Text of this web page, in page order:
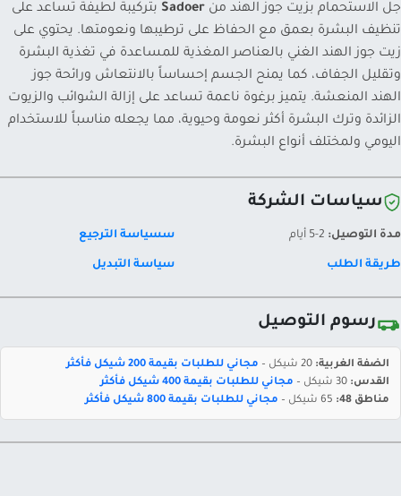
جل الاستحمام بزيت جوز الهند من Sadoer بتركيبة لطيفة تساعد على
تنظيف البشرة بعمق مع الحفاظ على ترطيبها ونعومتها. يحتوي على
زيت جوز الهند الغني بالعناصر المغذية للمساعدة في تغذية البشرة
وتقليل الجفاف، كما يمنح الجسم إحساساً بالانتعاش ورائحة جوز
الهند المنعشة. يتميز برغوة ناعمة تساعد على إزالة الشوائب والزيوت
الزائدة وترك البشرة أكثر نعومة وحيوية، مما يجعله مناسباً للاستخدام
اليومي ولمختلف أنواع البشرة.
سياسات الشركة
مدة التوصيل: سسياسة الترجيع
طريقة الطلب سياسة التبديل
رسوم التوصيل
الضفة الغربية:
مجاني للطلبات بقيمة 200 شيكل فأكثر
القدس:
مجاني للطلبات بقيمة 400 شيكل فأكثر
مناطق 48:
مجاني للطلبات بقيمة 800 شيكل فأكثر